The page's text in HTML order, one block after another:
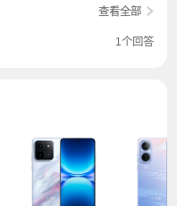
查看全部
1个回答